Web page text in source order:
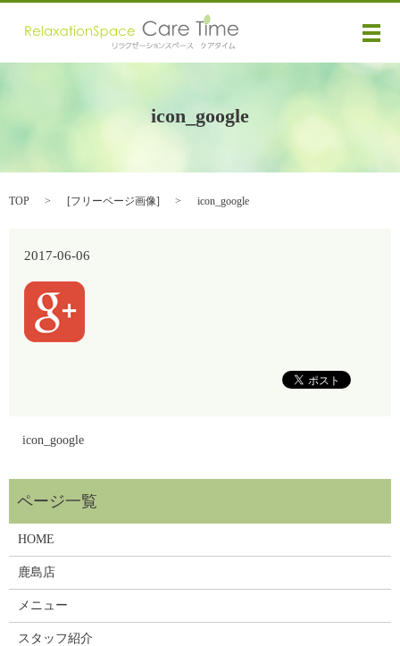
メ
icon_google
TOP [フリーページ画像] icon_google
2017-06-06
icon_google
HOME
鹿島店
メニュー
スタッフ紹介